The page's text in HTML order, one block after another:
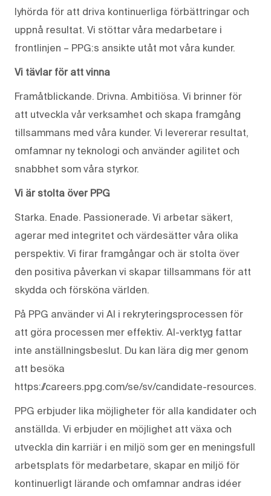
lyhörda för att driva kontinuerliga förbättringar och
uppnå resultat. Vi stöttar våra medarbetare i
frontlinjen – PPG:s ansikte utåt mot våra kunder.
Vi tävlar för att vinna
Framåtblickande. Drivna. Ambitiösa. Vi brinner för
att utveckla vår verksamhet och skapa framgång
tillsammans med våra kunder. Vi levererar resultat,
omfamnar ny teknologi och använder agilitet och
snabbhet som våra styrkor.
Vi är stolta över PPG
Starka. Enade. Passionerade. Vi arbetar säkert,
agerar med integritet och värdesätter våra olika
perspektiv. Vi firar framgångar och är stolta över
den positiva påverkan vi skapar tillsammans för att
skydda och försköna världen.
På PPG använder vi AI i rekryteringsprocessen för
att göra processen mer effektiv. AI-verktyg fattar
inte anställningsbeslut. Du kan lära dig mer genom
att besöka
https://careers.ppg.com/se/sv/candidate-resources.
PPG erbjuder lika möjligheter för alla kandidater och
anställda. Vi erbjuder en möjlighet att växa och
utveckla din karriär i en miljö som ger en meningsfull
arbetsplats för medarbetare, skapar en miljö för
kontinuerligt lärande och omfamnar andras idéer